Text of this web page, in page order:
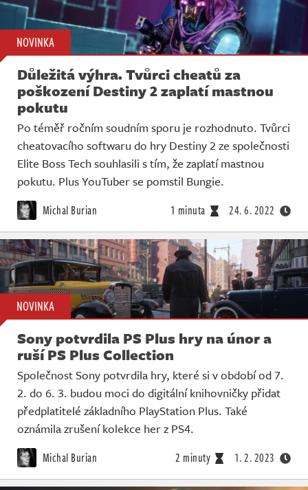
NOVINKA
Důležitá výhra. Tvůrci cheatů za
poškození Destiny 2 zaplatí mastnou
pokutu
Po téměř ročním soudním sporu je rozhodnuto. Tvůrci
cheatovacího softwaru do hry Destiny 2 ze společnosti
Elite Boss Tech souhlasili s tím, že zaplatí mastnou
pokutu. Plus YouTuber se pomstil Bungie.
Michal Burian 1 minuta 24. 6. 2022
NOVINKA
Sony potvrdila PS Plus hry na únor a
ruší PS Plus Collection
Společnost Sony potvrdila hry, které si v období od 7.
2. do 6. 3. budou moci do digitální knihovničky přidat
předplatitelé základního PlayStation Plus. Také
oznámila zrušení kolekce her z PS4.
Michal Burian 2 minuty 1. 2. 2023